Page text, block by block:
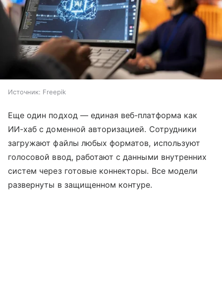
Источник: Freepik
Еще один подход — единая веб-платформа как
ИИ-хаб с доменной авторизацией. Сотрудники
загружают файлы любых форматов, используют
голосовой ввод, работают с данными внутренних
систем через готовые коннекторы. Все модели
развернуты в защищенном контуре.